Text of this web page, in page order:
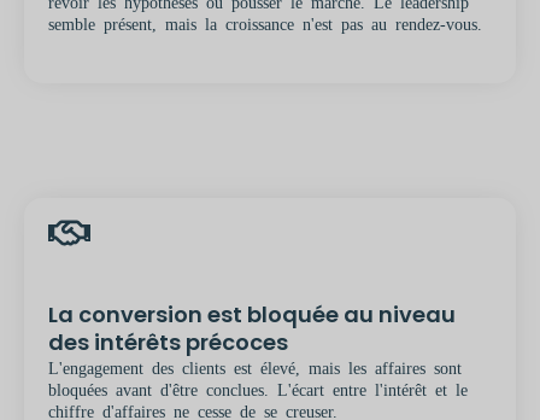
semble présent, mais la croissance n'est pas au rendez-vous.
La conversion est bloquée au niveau
des intérêts précoces
L'engagement des clients est élevé, mais les affaires sont
bloquées avant d'être conclues. L'écart entre l'intérêt et le
chiffre d'affaires ne cesse de se creuser.